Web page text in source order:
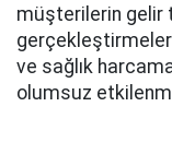
müşterilerin gelir
ve sağlık
olumsuz